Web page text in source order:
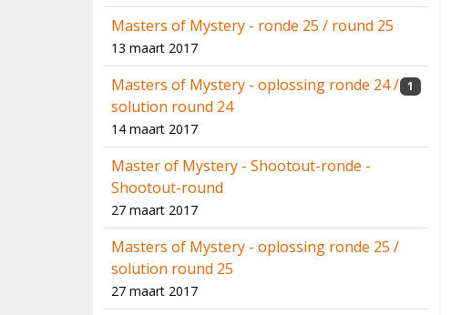
Masters of Mystery - ronde 25 / round 25
13 maart 2017
Masters of Mystery - oplossing ronde 24 /
solution round 24
14 maart 2017
1
Master of Mystery - Shootout-ronde -
Shootout-round
27 maart 2017
Masters of Mystery - oplossing ronde 25 /
solution round 25
27 maart 2017